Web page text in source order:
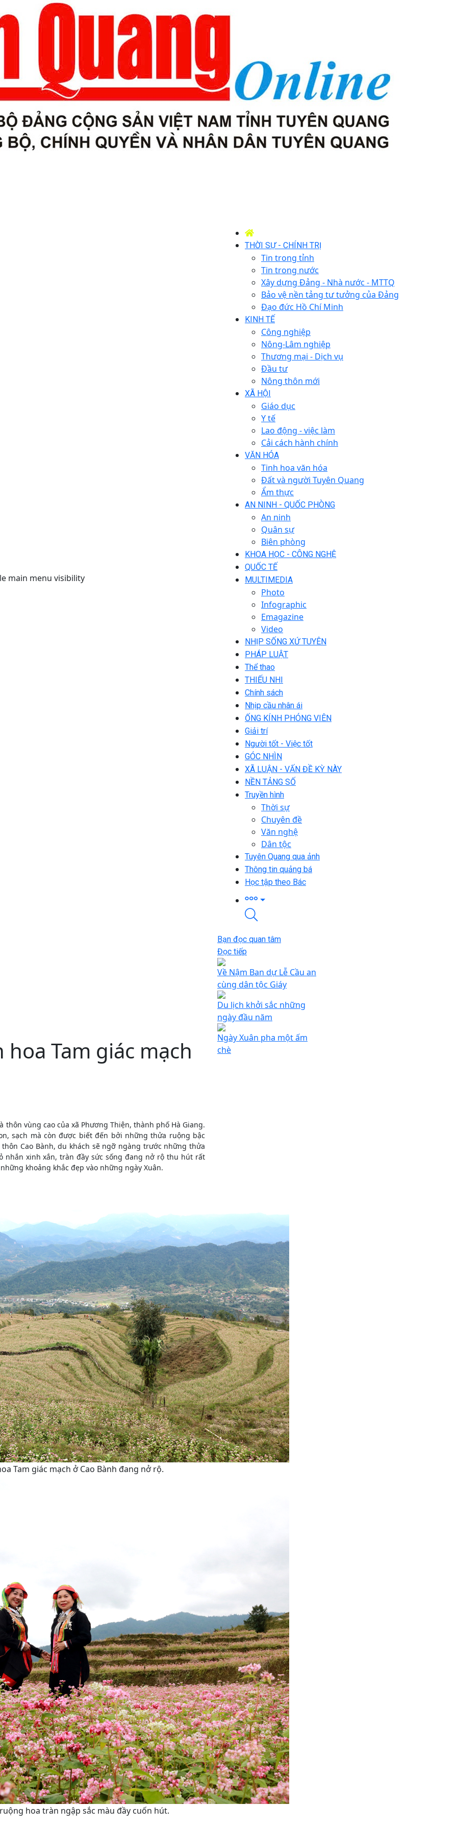
main menu visibility
THỜI SỰ - CHÍNH TRỊ
Tin trong tỉnh
Tin trong nước
Xây dựng Đảng - Nhà nước - MTTQ
Bảo vệ nền tảng tư tưởng của Đảng
Đạo đức Hồ Chí Minh
KINH TẾ
Công nghiệp
Nông-Lâm nghiệp
Thương mại - Dịch vụ
Đầu tư
Nông thôn mới
XÃ HỘI
Giáo dục
Y tế
Lao động - việc làm
Cải cách hành chính
VĂN HÓA
Tinh hoa văn hóa
Đất và người Tuyên Quang
Ẩm thực
AN NINH - QUỐC PHÒNG
An ninh
Quân sự
Biên phòng
KHOA HỌC - CÔNG NGHỆ
QUỐC TẾ
MULTIMEDIA
Photo
Infographic
Emagazine
Video
NHỊP SỐNG XỨ TUYÊN
PHÁP LUẬT
Thể thao
THIẾU NHI
Chính sách
Nhịp cầu nhân ái
ỐNG KÍNH PHÓNG VIÊN
Giải trí
Người tốt - Việc tốt
GÓC NHÌN
XÃ LUẬN - VẤN ĐỀ KỲ NÀY
NỀN TẢNG SỐ
Truyền hình
Thời sự
Chuyên đề
Văn nghệ
Dân tộc
Tuyên Quang qua ảnh
Thông tin quảng bá
Học tập theo Bác
Tam giác mạch
thôn vùng cao của xã Phương Thiện, thành phố Hà Giang.
sạch mà còn được biết đến bởi những thửa ruộng bậc
Cao Bành, du khách sẽ ngỡ ngàng trước những thửa
nhắn xinh xắn, tràn đầy sức sống đang nở rộ thu hút rất
khoảng khắc đẹp vào những ngày Xuân.
Tam giác mạch ở Cao Bành đang nở rộ.
hoa tràn ngập sắc màu đầy cuốn hút.
Bạn đọc quan tâm
Đọc tiếp
Về Nậm Ban dự Lễ Cầu an
cùng dân tộc Giáy
Du lịch khởi sắc những
ngày đầu năm
Ngày Xuân pha một ấm
chè